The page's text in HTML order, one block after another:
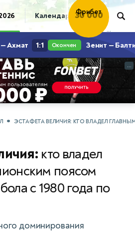
Календарь Таблица
Фрибет
30 000
...
...
ЭСТАФЕТА ВЕЛИЧИЯ: КТО ВЛАДЕЛ
кто владел
поясом
с 1980 года по
доминирования